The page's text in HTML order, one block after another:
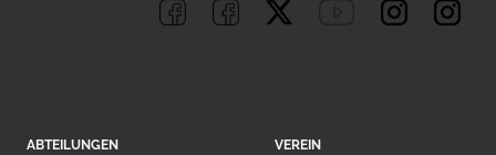
ABTEILUNGEN VEREIN